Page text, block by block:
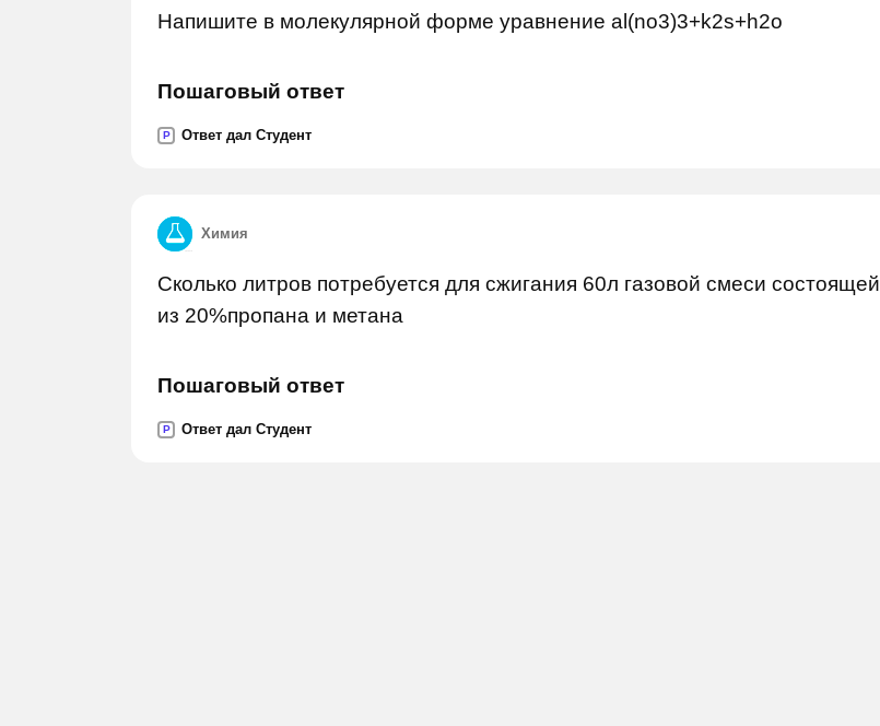
Напишите в молекулярной форме уравнение al(no3)3+k2s+h2o
Пошаговый ответ
P Ответ дал Студент
Химия
Сколько литров потребуется для сжигания 60л газовой смеси состоящей
из 20%пропана и метана
Пошаговый ответ
P Ответ дал Студент